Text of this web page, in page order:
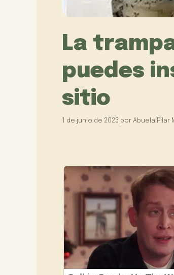
La
puedes
sitio
1 de junio de 2023 por Abuela Pilar